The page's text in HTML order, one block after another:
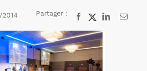
2014 Partager : Facebook
X LinkedInEmail